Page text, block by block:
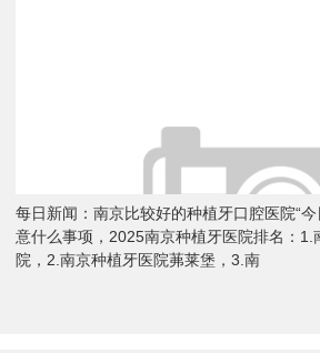
每日新闻：南京比较好的种植牙口腔医院“
意什么事项，2025南京种植牙医院排名：1.
院，2.南京种植牙医院茀莱堡，3.南